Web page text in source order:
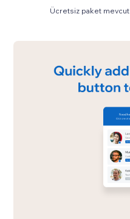
Ücretsiz paket mevcut